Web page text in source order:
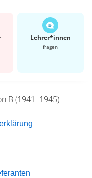
Lehrer*​innen
fragen
B (1941–1945)